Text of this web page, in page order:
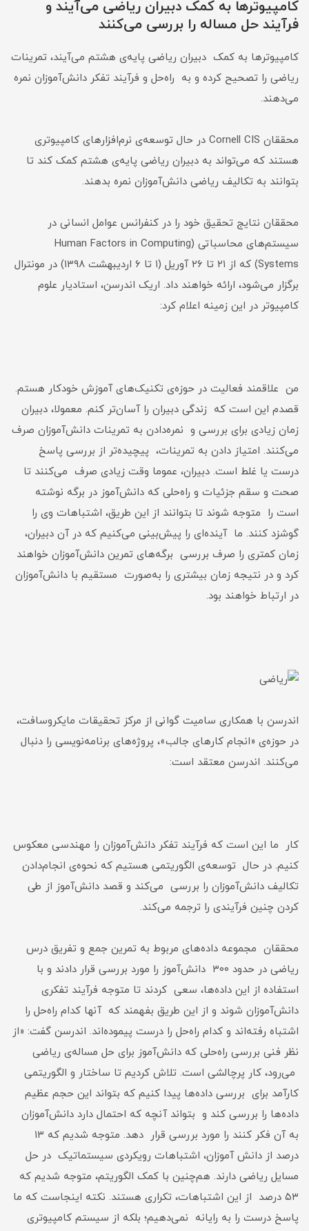
کامپیوترها به کمک دبیران ریاضی می‌آیند و
فرآیند حل مساله را بررسی می‌کنند
کامپیوترها به کمک دبیران ریاضی پایه‌ی هشتم می‌آیند، تمرینات
ریاضی را تصحیح کرده و به راه‌حل و فرآیند تفکر دانش‌آموزان نمره
می‌دهند.
محققان Cornell CIS در حال توسعه‌ی نرم‌افزارهای کامپیوتری
هستند که می‌تواند به دبیران ریاضی پایه‌ی هشتم کمک کند تا
بتوانند به تکالیف ریاضی دانش‌آموزان نمره بدهند.
محققان نتایج تحقیق خود را در کنفرانس عوامل انسانی در
سیستم‌های محاسباتی (Human Factors in Computing
Systems) که از ۲۱ تا ۲۶ آوریل (‌۱ تا ۶ اردیبهشت ۱۳۹۸) در مونترال
برگزار می‌شود، ارائه خواهند داد. اریک اندرسن، استادیار علوم
کامپیوتر در این زمینه اعلام کرد:
من علاقمند فعالیت در حوزه‌ی تکنیک‌های آموزش خودکار هستم.
قصدم این است که زندگی دبیران را آسان‌تر کنم. معمولا، دبیران
زمان زیادی برای بررسی و نمره‌دادن به تمرینات دانش‌آموزان صرف
می‌کنند. امتیاز دادن به تمرینات، پیچیده‌تر از بررسی پاسخ
درست یا غلط است. دبیران، عموما وقت زیادی صرف می‌کنند تا
صحت و سقم جزئیات و راه‌حلی که دانش‌آموز در برگه نوشته
است را متوجه شوند تا بتوانند از این طریق، اشتباهات وی را
گوشزد کنند. ما آینده‌ای را پیش‌بینی می‌کنیم که در آن دبیران،
زمان کمتری را صرف بررسی برگه‌های تمرین دانش‌آموزان خواهند
کرد و در نتیجه زمان بیشتری را به‌صورت مستقیم با دانش‌آموزان
در ارتباط خواهند بود.
اندرسن با همکاری سامیت گوانی از مرکز تحقیقات مایکروسافت،
در حوزه‌ی «انجام کارهای جالب»، پروژه‌های برنامه‌نویسی را دنبال
می‌کنند. اندرسن معتقد است:
کار ما این است که فرآیند تفکر دانش‌آموزان را مهندسی معکوس
کنیم. در حال توسعه‌ی الگوریتمی هستیم که نحوه‌ی انجام‌دادن
تکالیف دانش‌آموزان را بررسی می‌کند و قصد دانش‌آموز از طی
کردن چنین فرآیندی را ترجمه می‌کند.
محققان مجموعه داده‌های مربوط به تمرین جمع و تفریق درس
ریاضی در حدود ۳۰۰ دانش‌آموز را مورد بررسی قرار دادند و با
استفاده از این داده‌‌ها، سعی کردند تا متوجه فرآیند تفکری
دانش‌آموزان شوند و از این طریق بفهمند که آنها کدام راه‌حل را
اشتباه رفته‌اند و کدام‌ راه‌حل را درست پیموده‌اند. اندرسن گفت: «از
نظر فنی بررسی راه‌حلی که دانش‌آموز برای حل مساله‌ی ریاضی
می‌رود، کار پرچالشی است. تلاش کردیم تا ساختار و الگوریتمی
کارآمد برای بررسی داده‌ها پیدا کنیم که بتواند این حجم عظیم
داده‌ها را بررسی کند و بتواند آنچه که احتمال دارد دانش‌آموزان
به آن فکر کنند را مورد بررسی قرار دهد. متوجه شدیم که ۱۳
درصد از دانش‌ آموزان، اشتباهات رویکردی سیستماتیک در حل
مسایل ریاضی دارند. هم‌چنین با کمک الگوریتم، متوجه شدیم که
۵۳ درصد از این اشتباهات، تکراری هستند. نکته اینجاست که ما
پاسخ درست را به رایانه نمی‌دهیم؛ بلکه از سیستم کامپیوتری